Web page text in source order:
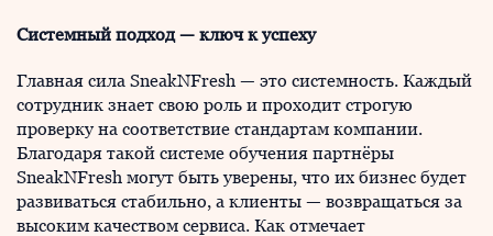
Системный подход — ключ к успеху
Главная сила SneakNFresh — это системность. Каждый
сотрудник знает свою роль и проходит строгую
проверку на соответствие стандартам компании.
Благодаря такой системе обучения партнёры
SneakNFresh могут быть уверены, что их бизнес будет
развиваться стабильно, а клиенты — возвращаться за
высоким качеством сервиса. Как отмечает